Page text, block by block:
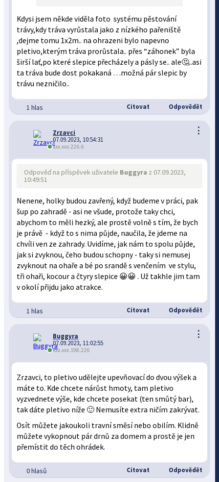
Kdysi jsem někde viděla foto systému pěstování
trávy,kdy tráva vyrůstala jako z nízkého pařeniště
,dejme tomu 1x2m.. na ohrazeni bylo napevno
pletivo,kterým tráva prorůstala.. přes “záhonek” byla
širší lať,po které slepice přecházely a pásly se.. ale🤔..asi
ta tráva bude dost pokakaná …možná pár slepic by
trávu nezničilo..
1 hlas Citovat Odpovědět
⋮
Zrzavci
07.09.2023, 10:54:31
xxx.xxx.226.6
Odpověď na příspěvek uživatele Buggyra z 07.09.2023,
10:49:51
Nenene, holky budou zavřený, když budeme v práci, pak
šup po zahradě - asi ne všude, protože taky chci,
abychom to měli hezký, ale prostě volně s tím, že bych
je právě - když to s nima půjde, naučila, že jdeme na
chvíli ven ze zahrady. Uvidíme, jak nám to spolu půjde,
jak si zvyknou, čeho budou schopny - taky si nemusej
zvyknout na ohaře a bé po srandě s venčením ve stylu,
tři ohaři, kocour a čtyry slepice 😀😀 . Už takhle jim tam
v okolí přijdu jako atrakce.
1 hlas Citovat Odpovědět
⋮
Buggyra
07.09.2023, 11:02:55
xxx.xxx.198.226
Zrzavci, to pletivo udělejte upevňovací do dvou výšek a
máte to. Kde chcete nárůst hmoty, tam pletivo
vyzvednete výše, kde chcete posekat (ten smůtý bar),
tak dáte pletivo níže 🙂 Nemusíte extra ničím zakrývat.
Osít můžete jakoukoli travní směsí nebo obilím. Klidně
můžete vykopnout pár drnů za domem a prostě je jen
přemístit do těch ohrádek.
0 hlasů Citovat Odpovědět